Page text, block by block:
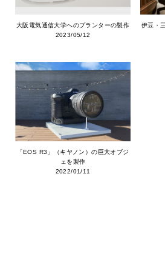
大阪電気通信大学へのプランターの製作
2023/05/12
伊豆・
「EOS R3」（キヤノン）の巨大オブジ
ェを製作
2022/01/11